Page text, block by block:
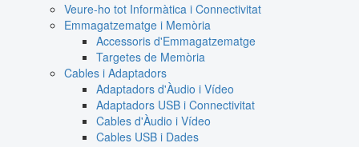
Veure-ho tot Informàtica i Connectivitat
Emmagatzematge i Memòria
Accessoris d'Emmagatzematge
Targetes de Memòria
Cables i Adaptadors
Adaptadors d'Àudio i Vídeo
Adaptadors USB i Connectivitat
Cables d'Àudio i Vídeo
Cables USB i Dades